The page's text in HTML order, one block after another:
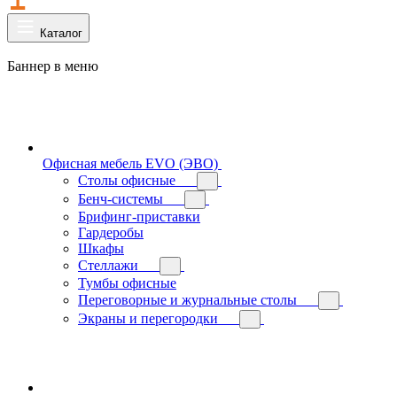
Каталог
Баннер в меню
Офисная мебель EVO (ЭВО)
Cтолы офисные
Бенч-системы
Брифинг-приставки
Гардеробы
Шкафы
Стеллажи
Тумбы офисные
Переговорные и журнальные столы
Экраны и перегородки